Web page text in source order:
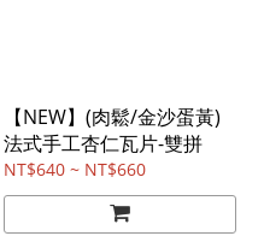
【NEW】(肉鬆/金沙蛋黃)
法式手工杏仁瓦片-雙拼
NT$640 ~ NT$660